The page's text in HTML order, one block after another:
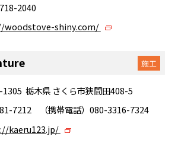
2040
shiny.com/
施工
1305 栃木県 さくら市狹間田408-5
7212 （携帯電話）080-3316-7324
kaeru123.jp/